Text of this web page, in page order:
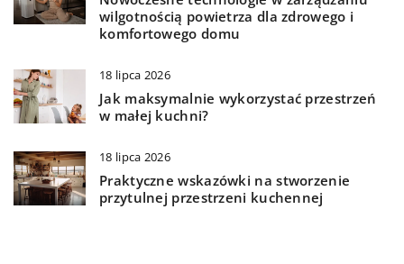
wilgotnością powietrza dla zdrowego i
komfortowego domu
18 lipca 2026
Jak maksymalnie wykorzystać przestrzeń
w małej kuchni?
18 lipca 2026
Praktyczne wskazówki na stworzenie
przytulnej przestrzeni kuchennej